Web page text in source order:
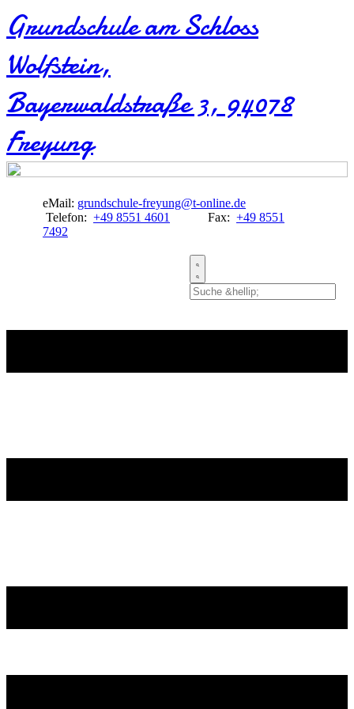
Grundschule am Schloss
Wolfstein​,
Bayerwaldstraße 3, 94078
Freyung
eMail: grundschule-freyung@t-online.de
Telefon: +49 8551 4601 Fax: +49 8551
7492